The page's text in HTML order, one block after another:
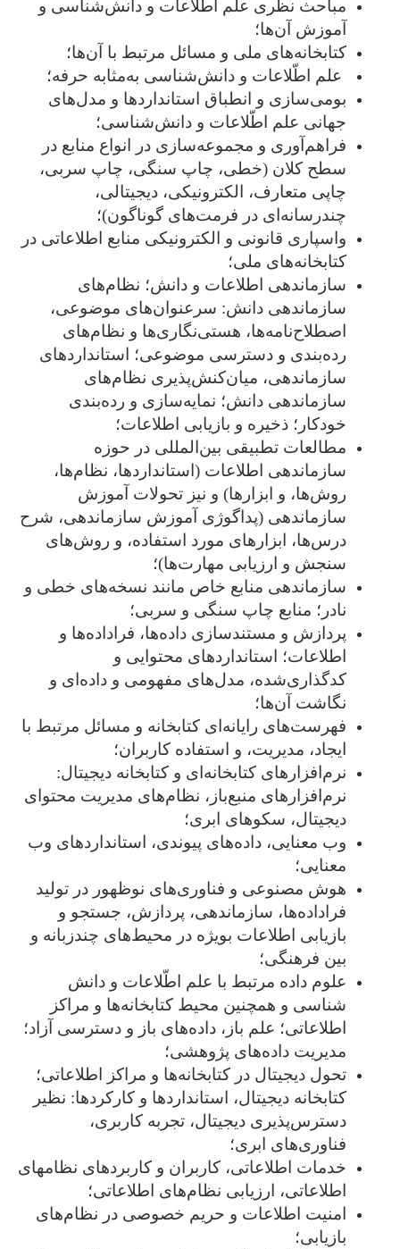
مباحث نظری علم اطلاعات و دانش­‌شناسی و
آموزش آن‌ها؛
کتابخانه‌های ملی و مسائل مرتبط با آن‌ها؛
علم اطّلاعات و دانش‌­شناسی به‌مثابه حرفه؛
بومی‌سازی و انطباق استانداردها و مدل‌های
جهانی علم اطّلاعات و دانش­‌شناسی؛
فراهم‌آوری و مجموعه‌سازی در انواع منابع در
سطح کلان (خطی، چاپ سنگی، چاپ سربی،
چاپی متعارف، الکترونیکی، دیجیتالی،
چندرسانه‌ای در فرمت‌های گوناگون)؛
واسپاری قانونی و الکترونیکی منابع اطلاعاتی در
کتابخانه‌های ملی؛
سازماندهی اطلاعات و دانش؛ نظام‌های
سازماندهی دانش: سرعنوان‌های موضوعی،
اصطلاح‌نامه‌ها، هستی‌نگاری‌ها و نظام‌های
رده‌بندی و دسترسی موضوعی؛ استانداردهای
سازماندهی، میان‌کنش‌پذیری نظام‌های
سازماندهی دانش؛ نمایه‌سازی و رده‌بندی
خودکار؛ ذخیره و بازیابی اطلاعات؛
مطالعات تطبیقی بین‌المللی در حوزه
سازماندهی اطلاعات (استانداردها، نظام‌ها،
رو‌ش‌ها، و ابزارها) و نیز تحولات آموزش
سازماندهی (پداگوژی آموزش سازماندهی، شرح
درس‌ها، ابزارهای مورد استفاده، و روش‌های
سنجش و ارزیابی مهارت‌‌ها)؛
سازماندهی منابع خاص مانند نسخه‌های خطی و
نادر؛ منابع چاپ سنگی و سربی؛
پردازش و مستندسازی داده‌ها، فراداده‌ها و
اطلاعات؛ استانداردهای محتوایی و
کدگذاری‌شده، مدل‌های مفهومی و داده‌ای و
نگاشت آن‌ها؛
فهرست‌های رایانه‌ای کتابخانه و مسائل مرتبط با
ایجاد، مدیریت، و استفاده کاربران؛
نرم‌افزارهای کتابخانه‌ای و کتابخانه دیجیتال:
نرم‌افزارهای منبع‌باز، نظام‌های مدیریت محتوای
دیجیتال، سکوهای ابری؛
وب معنایی، داده‌های پیوندی، استانداردهای وب
معنایی؛
هوش مصنوعی و فناوری‌های نوظهور در تولید
فراداده­‌ها، سازماندهی، پردازش، جستجو و
بازیابی اطلاعات بویژه در محیط‌های چندزبانه و
بین فرهنگی؛
علوم داده مرتبط با علم اطّلاعات و دانش­‌
شناسی و همچنین محیط کتابخانه‌ها و مراکز
اطلاعاتی؛ علم باز، داده‌های باز و دسترسی آزاد؛
مدیریت داده‌های پژوهشی؛
تحول دیجیتال در کتابخانه‌ها و مراکز اطلاعاتی؛
کتابخانه دیجیتال، استانداردها و کارکردها: نظیر
دسترس‌پذیری دیجیتال، تجربه کاربری،
فناوری‌های ابری؛
خدمات اطلاعاتی، کاربران و کاربردهای نظام‎های
اطلاعاتی، ارزیابی نظام‌های اطلاعاتی؛
امنیت اطلاعات و حریم خصوصی در نظام‌های
بازیابی؛